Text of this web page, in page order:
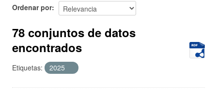
Acerca de
Ordenar por
78 conjuntos de datos
encontrados
Etiquetas: 2025